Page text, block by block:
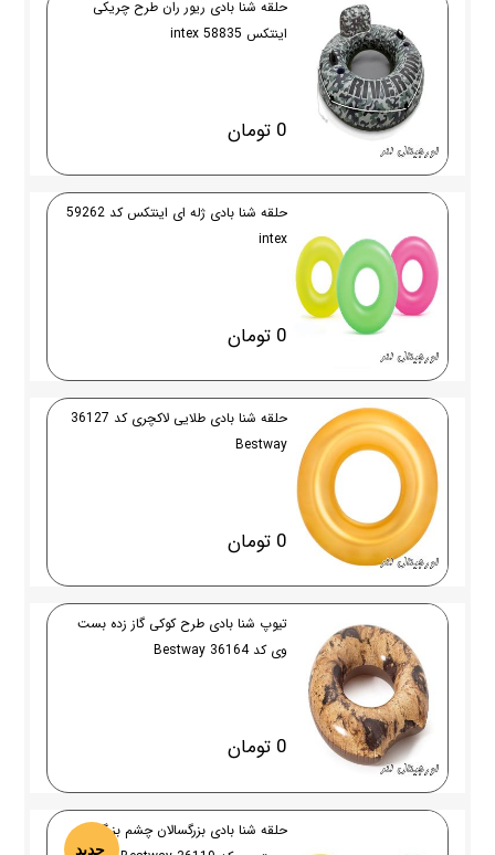
حلقه شنا بادی ریور ران طرح چریکی
اینتکس intex 58835
0 تومان
حلقه شنا بادی ژله ای اینتکس کد 59262
intex
0 تومان
حلقه شنا بادی طلایی لاکچری کد 36127
Bestway
0 تومان
تیوپ شنا بادی طرح کوکی گاز زده بست
وی کد 36164 Bestway
0 تومان
جدید
حلقه شنا بادی بزرگسالان چشم بزرگ